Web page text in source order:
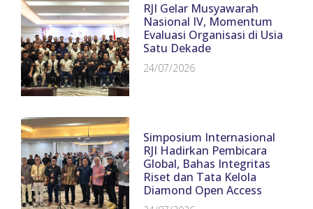
RJI Gelar Musyawarah
Nasional IV, Momentum
Evaluasi Organisasi di Usia
Satu Dekade
24/07/2026
Simposium Internasional
RJI Hadirkan Pembicara
Global, Bahas Integritas
Riset dan Tata Kelola
Diamond Open Access